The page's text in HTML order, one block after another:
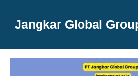
Jangkar Global